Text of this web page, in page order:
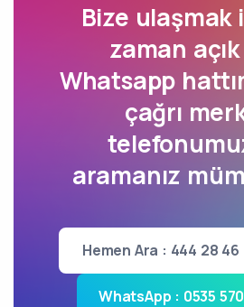
Bize ulaşmak
zaman
Whatsapp
çağrı
aramanız
Hemen Ara : 444 28 46
WhatsApp : 0535